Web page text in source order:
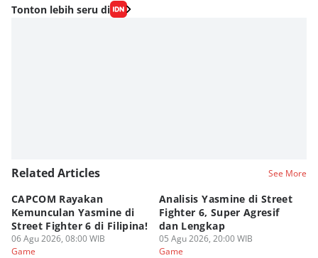
Editor
Fahrul Razi Uni Nurullah
Tonton lebih seru di
Related Articles See More
CAPCOM Rayakan
Kemunculan Yasmine di
Street Fighter 6 di Filipina!
06 Agu 2026, 08:00 WIB
Game
Analisis Yasmine di Street
Fighter 6, Super Agresif
dan Lengkap
05 Agu 2026, 20:00 WIB
Game